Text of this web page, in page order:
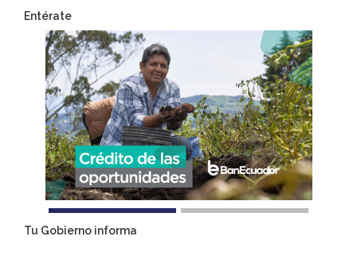
Entérate
Tu Gobierno informa